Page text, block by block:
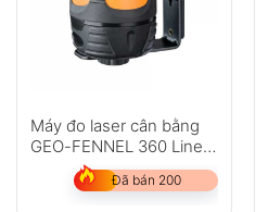
Máy đo laser cân bằng
GEO-FENNEL 360 Liner
Đã bán 200